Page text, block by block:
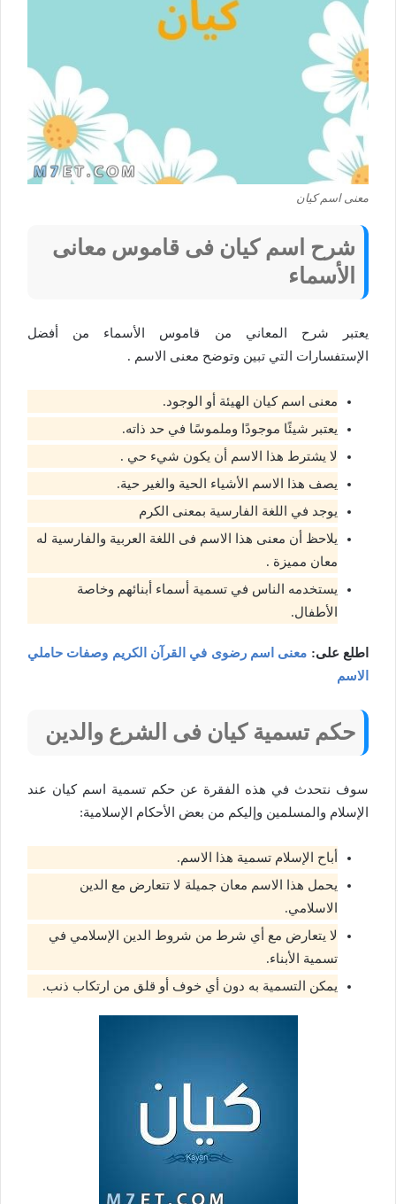
معنى اسم كيان
شرح اسم كيان فى قاموس معانى
الأسماء
يعتبر شرح المعاني من قاموس الأسماء من أفضل
الإستفسارات التي تبين وتوضح معنى الاسم .
معنى اسم كيان الهيئة أو الوجود.
يعتبر شيئًا موجودًا وملموسًا في حد ذاته.
لا يشترط هذا الاسم أن يكون شيء حي .
يصف هذا الاسم الأشياء الحية والغير حية.
يوجد في اللغة الفارسية بمعنى الكرم
يلاحظ أن معنى هذا الاسم فى اللغة العربية والفارسية له
معان مميزة .
يستخدمه الناس في تسمية أسماء أبنائهم وخاصة
الأطفال.
اطلع على: معنى اسم رضوى في القرآن الكريم وصفات حاملي
الاسم
حكم تسمية كيان فى الشرع والدين
سوف نتحدث في هذه الفقرة عن حكم تسمية اسم كيان عند
الإسلام والمسلمين وإليكم من بعض الأحكام الإسلامية:
أباح الإسلام تسمية هذا الاسم.
يحمل هذا الاسم معان جميلة لا تتعارض مع الدين
الاسلامي.
لا يتعارض مع أي شرط من شروط الدين الإسلامي في
تسمية الأبناء.
يمكن التسمية به دون أي خوف أو قلق من ارتكاب ذنب.